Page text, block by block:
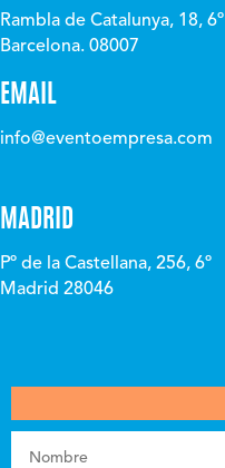
Rambla de Catalunya, 18, 6º
Barcelona. 08007
EMAIL
info@eventoempresa.com
MADRID
Pº de la Castellana, 256, 6º
Madrid 28046